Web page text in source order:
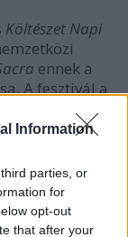
Information
parties, or
for
opt-out
that after your
Költészet Napi
ennek a
A fesztivál a
magyar,
látják és
fesztivál
határok